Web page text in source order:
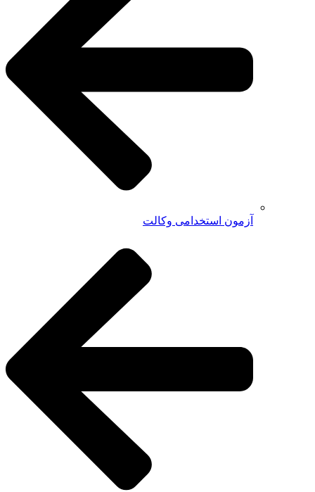
آزمون استخدامی وکالت